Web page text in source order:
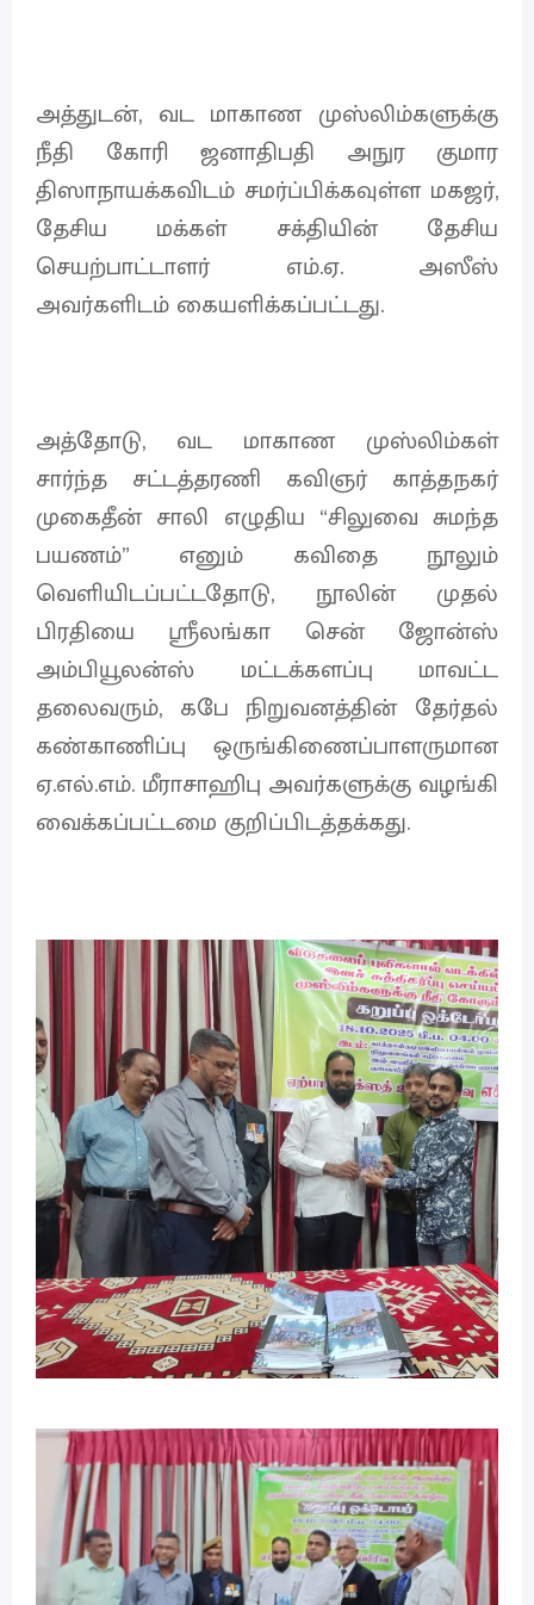
அத்துடன், வட மாகாண முஸ்லிம்களுக்கு
நீதி கோரி ஜனாதிபதி அநுர குமார
திஸாநாயக்கவிடம் சமர்ப்பிக்கவுள்ள மகஜர்,
தேசிய மக்கள் சக்தியின் தேசிய
செயற்பாட்டாளர் எம்.ஏ. அஸீஸ்
அவர்களிடம் கையளிக்கப்பட்டது.
அத்தோடு, வட மாகாண முஸ்லிம்கள்
சார்ந்த சட்டத்தரணி கவிஞர் காத்தநகர்
முகைதீன் சாலி எழுதிய “சிலுவை சுமந்த
பயணம்” எனும் கவிதை நூலும்
வெளியிடப்பட்டதோடு, நூலின் முதல்
பிரதியை ஸ்ரீலங்கா சென் ஜோன்ஸ்
அம்பியூலன்ஸ் மட்டக்களப்பு மாவட்ட
தலைவரும், கபே நிறுவனத்தின் தேர்தல்
கண்காணிப்பு ஒருங்கிணைப்பாளருமான
ஏ.எல்.எம். மீராசாஹிபு அவர்களுக்கு வழங்கி
வைக்கப்பட்டமை குறிப்பிடத்தக்கது.